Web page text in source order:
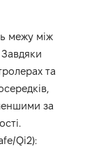
межу між
та
за
Qi2):